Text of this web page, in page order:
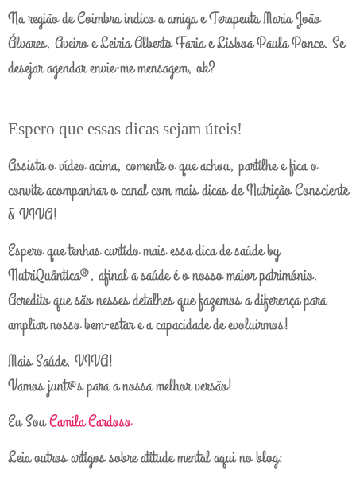
Na região de Coimbra indico a amiga e Terapeuta Maria João
Álvares, Aveiro e Leiria Alberto Faria e Lisboa Paula Ponce. Se
desejar agendar envie-me mensagem, ok?
Espero que essas dicas sejam úteis!
Assista o vídeo acima, comente o que achou, partilhe e fica o
convite acompanhar o canal com mais dicas de Nutrição Consciente
& VIVA!
Espero que tenhas curtido mais essa dica de saúde by
NutriQuântica®, afinal a saúde é o nosso maior património.
Acredito que são nesses detalhes que fazemos a diferença para
ampliar nosso bem-estar e a capacidade de evoluirmos!
Mais Saúde, VIVA!
Vamos junt@s para a nossa melhor versão!
Eu SouCamila Cardoso
Leia outros artigos sobre atitude mental aqui no blog: